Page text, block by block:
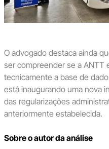
O advogado destaca ainda
ser compreender se a ANTT
tecnicamente a base de
está inaugurando uma nova
das regularizações
anteriormente estabelecida.
Sobre o autor da análise